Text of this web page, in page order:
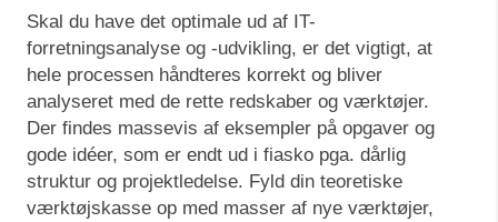
Skal du have det optimale ud af IT-
forretningsanalyse og -udvikling, er det vigtigt, at
hele processen håndteres korrekt og bliver
analyseret med de rette redskaber og værktøjer.
Der findes massevis af eksempler på opgaver og
gode idéer, som er endt ud i fiasko pga. dårlig
struktur og projektledelse. Fyld din teoretiske
værktøjskasse op med masser af nye værktøjer,